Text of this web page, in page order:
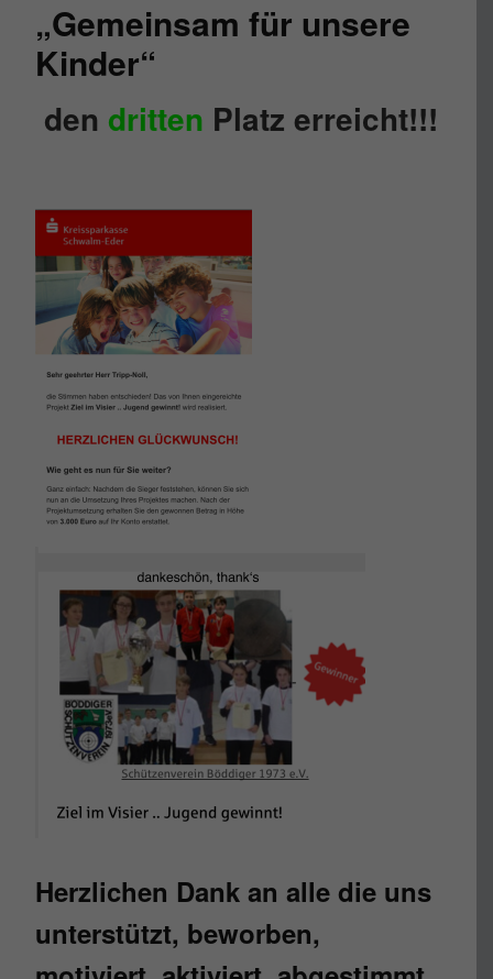
„Gemeinsam für unsere
Kinder“
den dritten Platz erreicht!!!
Herzlichen Dank an alle die uns
unterstützt, beworben,